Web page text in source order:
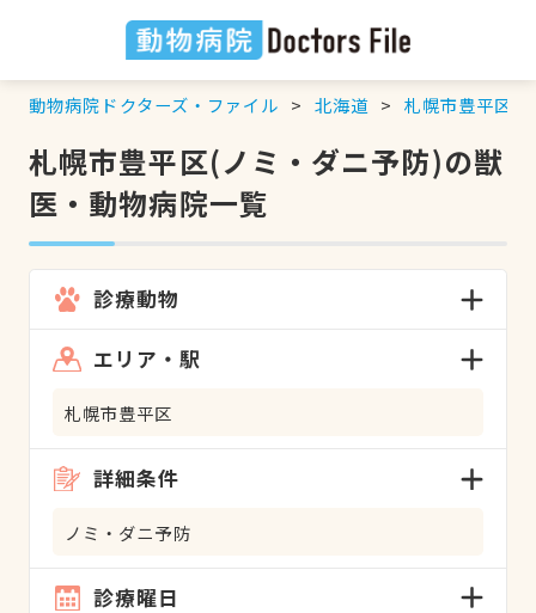
動物病院ドクターズ・ファイル 北海道 札幌市豊平区
札幌市豊平区(ノミ・ダニ予防)の獣
医・動物病院一覧
診療動物
エリア・駅
札幌市豊平区
詳細条件
ノミ・ダニ予防
診療曜日